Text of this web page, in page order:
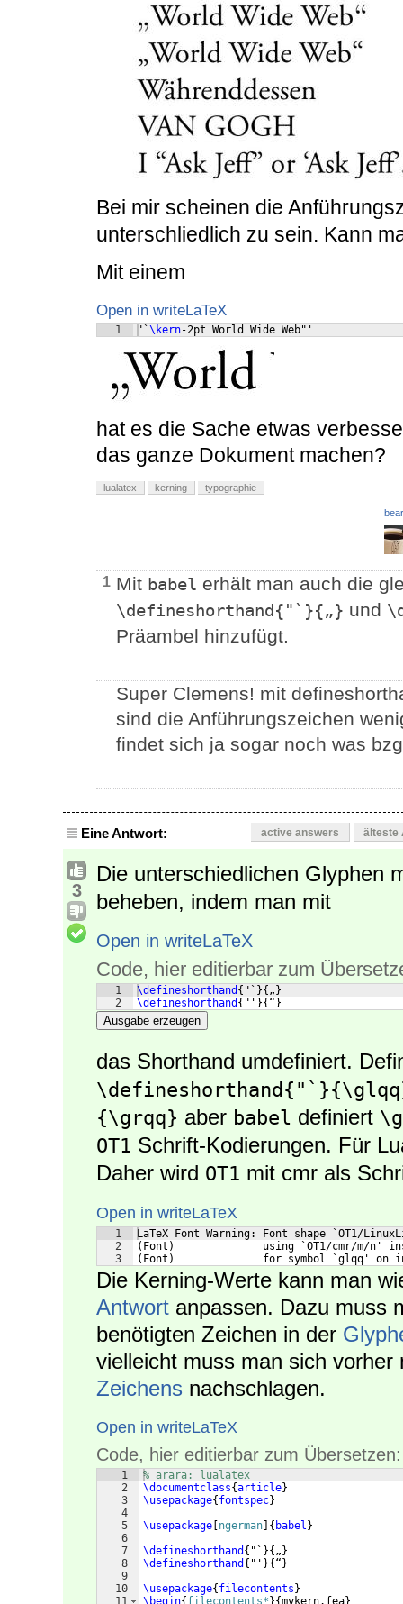
Bei mir scheinen die
unterschliedlich zu sein. Kann
Mit einem
Open in writeLaTeX
1 "`\kern-2pt World Wide Web"'
hat es die Sache etwas
das ganze Dokument machen?
lualatex kerning typographie
1 Mit babel erhält man auch die
\defineshorthand{"`}{„} und
Präambel hinzufügt.
Super Clemens! mit
sind die Anführungszeichen
findet sich ja sogar noch was
Eine Antwort: active answers älteste
3
Die unterschiedlichen Glyphen
beheben, indem man mit
Open in writeLaTeX
Code, hier editierbar zum
1
2
\defineshorthand { "` }{ „ }
\defineshorthand { "' }{ “ }
Ausgabe erzeugen
das Shorthand umdefiniert.
{\grqq} aber babel definiert
OT1 Schrift-Kodierungen. Für
Daher wird OT1 mit cmr als
Open in writeLaTeX
1
2
3
LaTeX Font Warning: Font shape `OT1/
(Font)              using `OT1/cmr/m/n'
(Font)              for symbol `glqq' on
Die Kerning-Werte kann man
Antwort anpassen. Dazu muss
benötigten Zeichen in der
vielleicht muss man sich
Zeichens nachschlagen.
Open in writeLaTeX
Code, hier editierbar zum Übersetzen:
1
2
3
4
5
6
7
8
9
10
% arara: lualatex
\documentclass{article}
\usepackage{ fontspec}
\usepackage ngerman { babel }
\defineshorthand { "` }{ „ }
\defineshorthand { "' }{ “ }
\usepackage{ filecontents }